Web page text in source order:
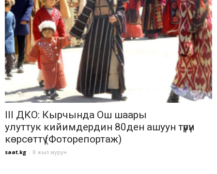
III ДКО: Кырчында Ош шаары
улуттук кийимдердин 80ден ашуун түрүн
көрсөттү (Фоторепортаж)
saat.kg - 8 жыл мурун